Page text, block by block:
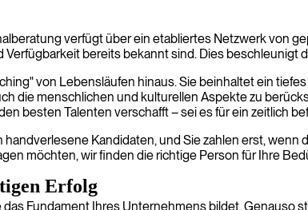
verfügt über ein etabliertes Netzwerk von
bereits bekannt sind. Dies beschleunigt
von Lebensläufen hinaus. Sie beinhaltet ein
die menschlichen und kulturellen Aspekte zu
besten Talenten verschafft – sei es für ein zeitlich
Kandidaten, und Sie zahlen erst,
möchten, wir finden die richtige Person für Ihre
Erfolg
Fundament Ihres Unternehmens bildet. Genauso